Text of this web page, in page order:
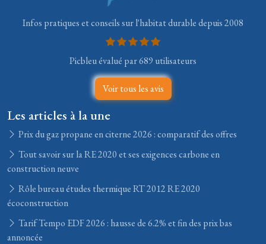
Infos pratiques et conseils sur l'habitat durable depuis 2008
Picbleu évalué par 689 utilisateurs
Voir tous les avis
Les articles à la une
Prix du gaz propane en citerne 2026 : comparatif des offres
Tout savoir sur la RE 2020 et ses exigences carbone en
construction neuve
Rôle bureau études thermique RT 2012 RE 2020
écoconstruction
Tarif Tempo EDF 2026 : hausse de 6.2% et fin des prix bas
annoncée